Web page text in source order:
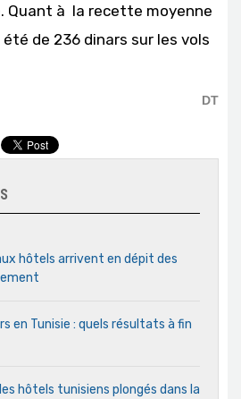
Quant à la recette moyenne
de 236 dinars sur les vols
DT
hôtels arrivent en dépit des
en Tunisie : quels résultats à fin
les hôtels tunisiens plongés dans la